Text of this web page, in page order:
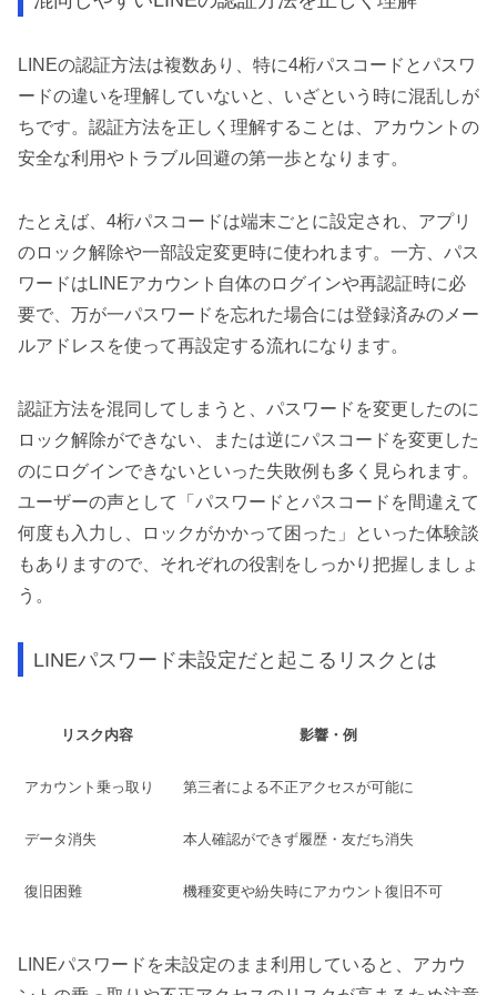
LINEの認証方法は複数あり、特に4桁パスコードとパスワ
ードの違いを理解していないと、いざという時に混乱しが
ちです。認証方法を正しく理解することは、アカウントの
安全な利用やトラブル回避の第一歩となります。
たとえば、4桁パスコードは端末ごとに設定され、アプリ
のロック解除や一部設定変更時に使われます。一方、パス
ワードはLINEアカウント自体のログインや再認証時に必
要で、万が一パスワードを忘れた場合には登録済みのメー
ルアドレスを使って再設定する流れになります。
認証方法を混同してしまうと、パスワードを変更したのに
ロック解除ができない、または逆にパスコードを変更した
のにログインできないといった失敗例も多く見られます。
ユーザーの声として「パスワードとパスコードを間違えて
何度も入力し、ロックがかかって困った」といった体験談
もありますので、それぞれの役割をしっかり把握しましょ
う。
LINEパスワード未設定だと起こるリスクとは
リスク内容 影響・例
アカウント乗っ取り 第三者による不正アクセスが可能に
データ消失 本人確認ができず履歴・友だち消失
復旧困難 機種変更や紛失時にアカウント復旧不可
LINEパスワードを未設定のまま利用していると、アカウ